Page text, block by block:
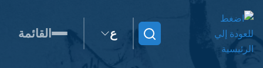
ابحث ع القائمة